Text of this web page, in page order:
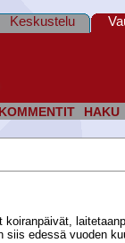
KOMMENTIT HAKU
Keskustelu
koiranpäivät,
siis edessä vuoden